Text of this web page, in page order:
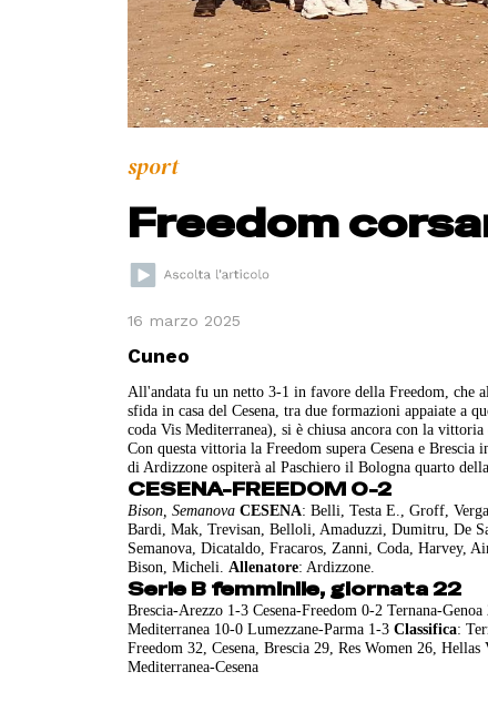
sport
Freedom
16 marzo 2025
Cuneo
All'andata fu un netto 3-1 in favore della Freedom, che
sfida in casa del Cesena, tra due formazioni appaiate a
coda Vis Mediterranea), si è chiusa ancora con la
Con questa vittoria la Freedom supera Cesena e
di Ardizzone ospiterà al Paschiero il Bologna quarto
CESENA-FREEDOM 0-2
Bison, Semanova CESENA: Belli, Testa E., Groff,
Bardi, Mak, Trevisan, Belloli, Amaduzzi, Dumitru, De
Semanova, Dicataldo, Fracaros, Zanni, Coda, Harvey,
Bison, Micheli. Allenatore: Ardizzone.
Serie B femminile, giornata 22
Brescia-Arezzo 1-3 Cesena-Freedom 0-2 Ternana-
Mediterranea 10-0 Lumezzane-Parma 1-3Classifica:
Freedom 32, Cesena, Brescia 29, Res Women 26,
Mediterranea-Cesena